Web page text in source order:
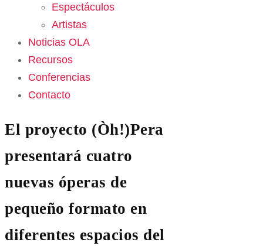
Espectáculos
Artistas
Noticias OLA
Recursos
Conferencias
Contacto
El proyecto (Òh!)Pera
presentará cuatro
nuevas óperas de
pequeño formato en
diferentes espacios del